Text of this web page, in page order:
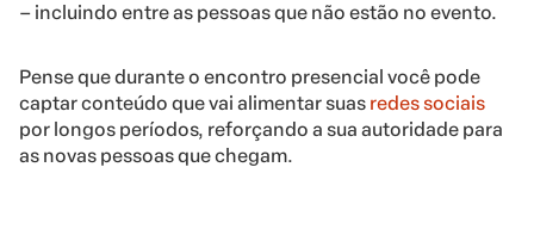
– incluindo entre as pessoas que não estão no evento.
Pense que durante o encontro presencial você pode
captar conteúdo que vai alimentar suas redes sociais
por longos períodos, reforçando a sua autoridade para
as novas pessoas que chegam.